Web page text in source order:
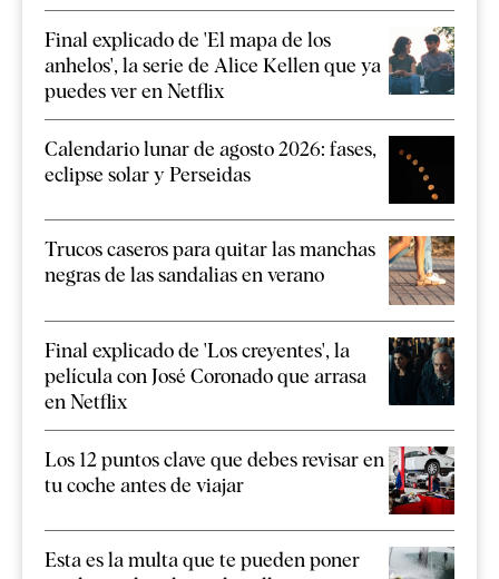
Final explicado de 'El mapa de los
anhelos', la serie de Alice Kellen que ya
puedes ver en Netflix
Calendario lunar de agosto 2026: fases,
eclipse solar y Perseidas
Trucos caseros para quitar las manchas
negras de las sandalias en verano
Final explicado de 'Los creyentes', la
película con José Coronado que arrasa
en Netflix
Los 12 puntos clave que debes revisar en
tu coche antes de viajar
Esta es la multa que te pueden poner